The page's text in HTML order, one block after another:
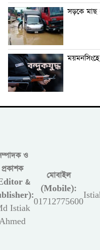
সড়কে মাছ
ও
প্রকাশক
&
Istiak
মোবাইল
(Mobile):
01712775600